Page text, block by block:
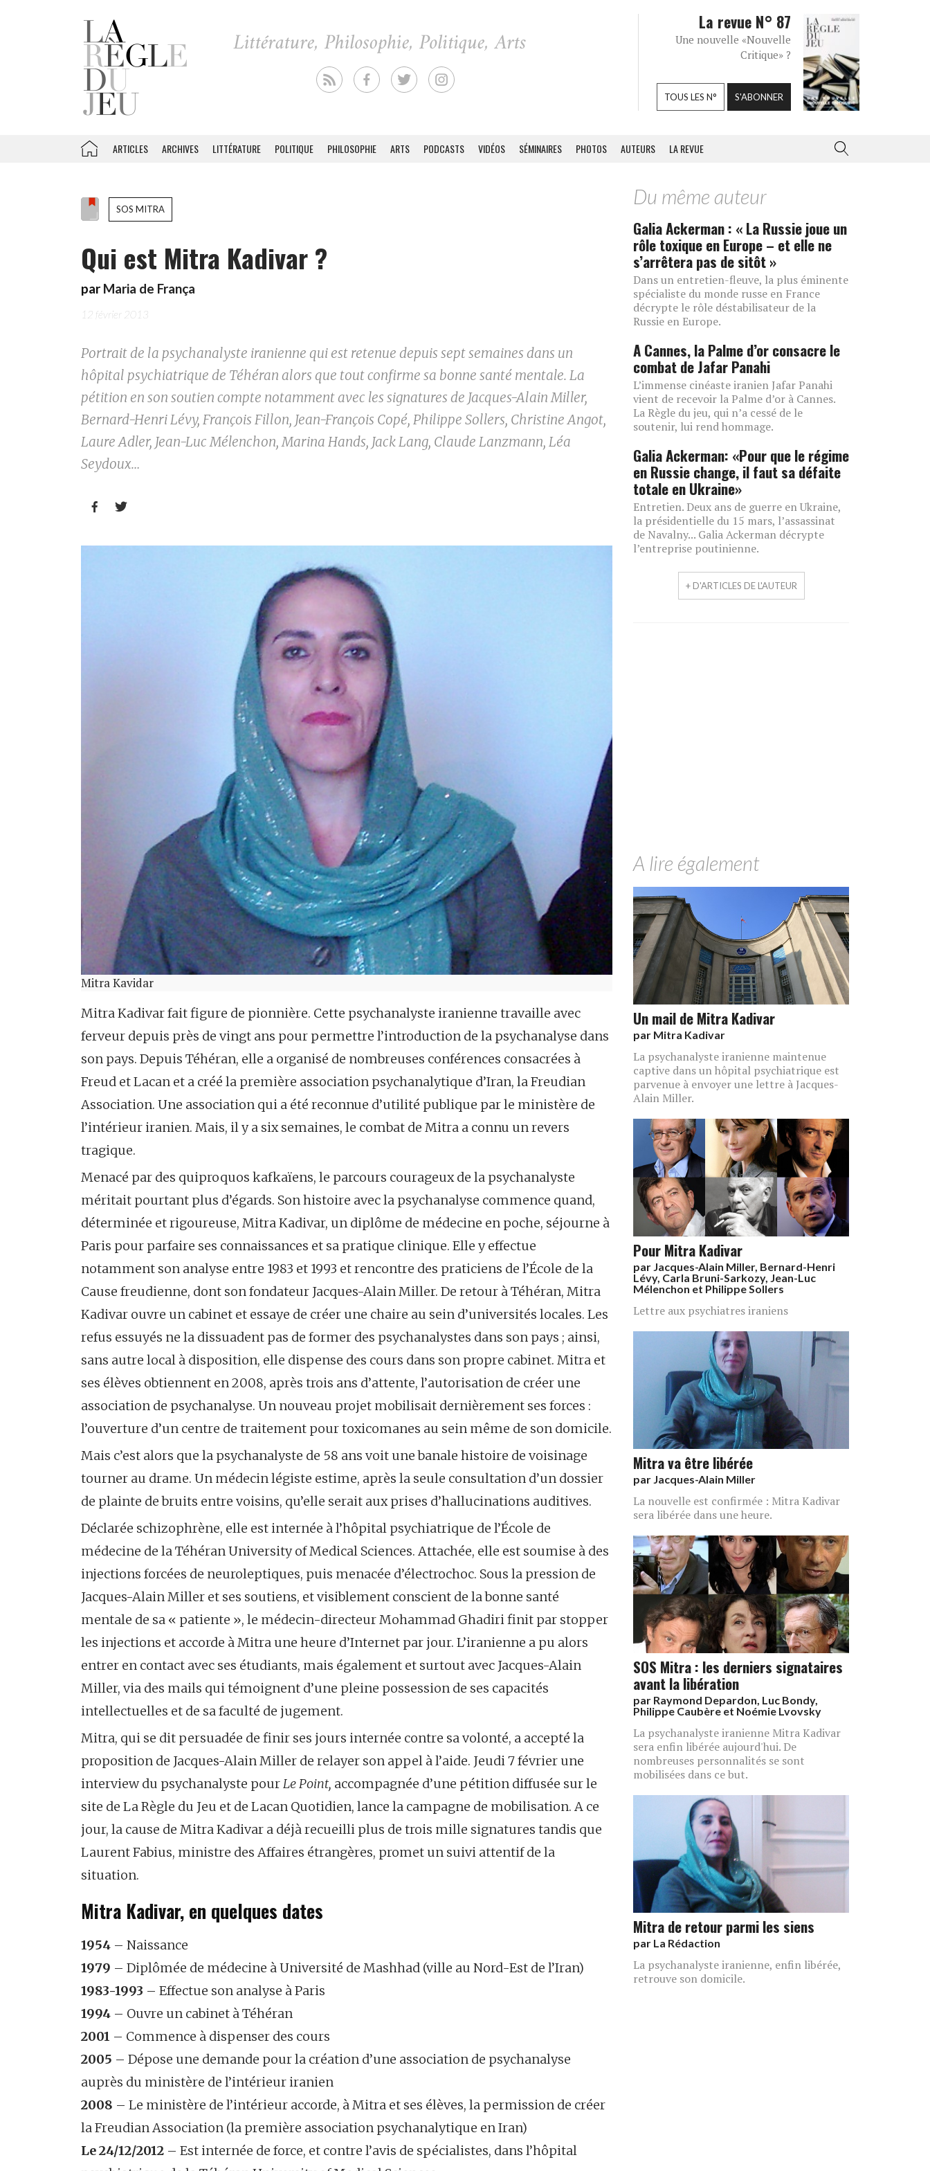
La revue N° 87
Une nouvelle «Nouvelle
Critique» ?
TOUS LES N° S'ABONNER
ARTICLES ARCHIVES LITTÉRATURE POLITIQUE PHILOSOPHIE ARTS PODCASTS VIDÉOS SÉMINAIRES PHOTOS AUTEURS LA REVUE
SOS MITRA
Qui est Mitra Kadivar ?
par Maria de França
12 février 2013
Portrait de la psychanalyste iranienne qui est retenue depuis sept semaines dans un
hôpital psychiatrique de Téhéran alors que tout confirme sa bonne santé mentale. La
pétition en son soutien compte notamment avec les signatures de Jacques-Alain Miller,
Bernard-Henri Lévy, François Fillon, Jean-François Copé, Philippe Sollers, Christine Angot,
Laure Adler, Jean-Luc Mélenchon, Marina Hands, Jack Lang, Claude Lanzmann, Léa
Seydoux…
 
Mitra Kavidar
Mitra Kadivar fait figure de pionnière. Cette psychanalyste iranienne travaille avec
ferveur depuis près de vingt ans pour permettre l’introduction de la psychanalyse dans
son pays. Depuis Téhéran, elle a organisé de nombreuses conférences consacrées à
Freud et Lacan et a créé la première association psychanalytique d’Iran, la Freudian
Association. Une association qui a été reconnue d’utilité publique par le ministère de
l’intérieur iranien. Mais, il y a six semaines, le combat de Mitra a connu un revers
tragique.
Menacé par des quiproquos kafkaïens, le parcours courageux de la psychanalyste
méritait pourtant plus d’égards. Son histoire avec la psychanalyse commence quand,
déterminée et rigoureuse, Mitra Kadivar, un diplôme de médecine en poche, séjourne à
Paris pour parfaire ses connaissances et sa pratique clinique. Elle y effectue
notamment son analyse entre 1983 et 1993 et rencontre des praticiens de l’École de la
Cause freudienne, dont son fondateur Jacques-Alain Miller. De retour à Téhéran, Mitra
Kadivar ouvre un cabinet et essaye de créer une chaire au sein d’universités locales. Les
refus essuyés ne la dissuadent pas de former des psychanalystes dans son pays ; ainsi,
sans autre local à disposition, elle dispense des cours dans son propre cabinet. Mitra et
ses élèves obtiennent en 2008, après trois ans d’attente, l’autorisation de créer une
association de psychanalyse. Un nouveau projet mobilisait dernièrement ses forces :
l’ouverture d’un centre de traitement pour toxicomanes au sein même de son domicile.
Mais c’est alors que la psychanalyste de 58 ans voit une banale histoire de voisinage
tourner au drame. Un médecin légiste estime, après la seule consultation d’un dossier
de plainte de bruits entre voisins, qu’elle serait aux prises d’hallucinations auditives.
Déclarée schizophrène, elle est internée à l’hôpital psychiatrique de l’École de
médecine de la Téhéran University of Medical Sciences. Attachée, elle est soumise à des
injections forcées de neuroleptiques, puis menacée d’électrochoc. Sous la pression de
Jacques-Alain Miller et ses soutiens, et visiblement conscient de la bonne santé
mentale de sa « patiente », le médecin-directeur Mohammad Ghadiri finit par stopper
les injections et accorde à Mitra une heure d’Internet par jour. L’iranienne a pu alors
entrer en contact avec ses étudiants, mais également et surtout avec Jacques-Alain
Miller, via des mails qui témoignent d’une pleine possession de ses capacités
intellectuelles et de sa faculté de jugement.
Mitra, qui se dit persuadée de finir ses jours internée contre sa volonté, a accepté la
proposition de Jacques-Alain Miller de relayer son appel à l’aide. Jeudi 7 février une
interview du psychanalyste pourLe Point, accompagnée d’une pétition diffusée sur le
site de La Règle du Jeu et de Lacan Quotidien, lance la campagne de mobilisation. A ce
jour, la cause de Mitra Kadivar a déjà recueilli plus de trois mille signatures tandis que
Laurent Fabius, ministre des Affaires étrangères, promet un suivi attentif de la
situation.
Mitra Kadivar, en quelques dates
1954 – Naissance
1979 – Diplômée de médecine à Université de Mashhad (ville au Nord-Est de l’Iran)
1983-1993 – Effectue son analyse à Paris
1994 – Ouvre un cabinet à Téhéran
2001 – Commence à dispenser des cours
2005 – Dépose une demande pour la création d’une association de psychanalyse
auprès du ministère de l’intérieur iranien
2008 – Le ministère de l’intérieur accorde, à Mitra et ses élèves, la permission de créer
la Freudian Association (la première association psychanalytique en Iran)
Le 24/12/2012 – Est internée de force, et contre l’avis de spécialistes, dans l’hôpital
Du même auteur
Galia Ackerman : « La Russie joue un
rôle toxique en Europe – et elle ne
s’arrêtera pas de sitôt »
Dans un entretien-fleuve, la plus éminente
spécialiste du monde russe en France
décrypte le rôle déstabilisateur de la
Russie en Europe.
A Cannes, la Palme d’or consacre le
combat de Jafar Panahi
L’immense cinéaste iranien Jafar Panahi
vient de recevoir la Palme d’or à Cannes.
La Règle du jeu, qui n’a cessé de le
soutenir, lui rend hommage.
Galia Ackerman: «Pour que le régime
en Russie change, il faut sa défaite
totale en Ukraine»
Entretien. Deux ans de guerre en Ukraine,
la présidentielle du 15 mars, l’assassinat
de Navalny... Galia Ackerman décrypte
l’entreprise poutinienne.
+ D'ARTICLES DE L'AUTEUR
A lire également
Un mail de Mitra Kadivar
par Mitra Kadivar
La psychanalyste iranienne maintenue
captive dans un hôpital psychiatrique est
parvenue à envoyer une lettre à Jacques-
Alain Miller.
Pour Mitra Kadivar
par Jacques-Alain Miller, Bernard-Henri
Lévy, Carla Bruni-Sarkozy, Jean-Luc
Mélenchon et Philippe Sollers
Lettre aux psychiatres iraniens
Mitra va être libérée
par Jacques-Alain Miller
La nouvelle est confirmée : Mitra Kadivar
sera libérée dans une heure.
SOS Mitra : les derniers signataires
avant la libération
par Raymond Depardon, Luc Bondy,
Philippe Caubère et Noémie Lvovsky
La psychanalyste iranienne Mitra Kadivar
sera enfin libérée aujourd'hui. De
nombreuses personnalités se sont
mobilisées dans ce but.
Mitra de retour parmi les siens
par La Rédaction
La psychanalyste iranienne, enfin libérée,
retrouve son domicile.